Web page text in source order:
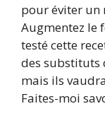
pour éviter un
Augmentez le
testé cette
des substituts
mais ils
Faites-moi